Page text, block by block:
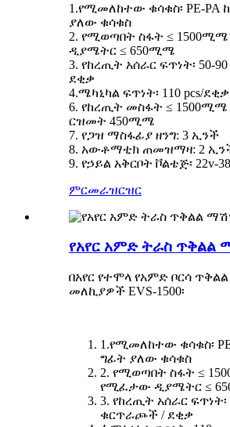
1.የሚመለከተው ቁሳቁስ፡ PE-PA
ያለው ቁሳቁስ
2. የሚወጣበት ስፋት ≤
ዲያሜትር ≤ 650ሚሜ
3. የከረጢት አሰራር ፍጥነት፡ 50-
ደቂቃ
4.ሜካኒካል ፍጥነት፡ 110 pcs/ደቂቃ
6. የከረጢት መስፋት ≤
ርዝመት 450ሚሜ
7. የጋዝ ማስፋፊያ ዘንግ: 3 ኢንች
8. አውቶማቲክ ጠመዝማዛ: 2
9. የኃይል አቅርቦት ቮልቴጅ፡ 22v-
ምርመራዝርዝር
የአየር አምድ ትራስ ጥቅልል
በአየር የተሞላ የአምድ ቦርሳ
መለኪያዎች EVS-1500፡
1.የሚመለከተው ቁሳቁስ፡
ግፊት ያለው ቁሳቁስ
2. የሚወጣበት ስፋት ≤
የሚፈታው ዲያሜትር ≤
3. የከረጢት አሰራር ፍጥነት፡
ቁርጥራጮች / ደቂቃ